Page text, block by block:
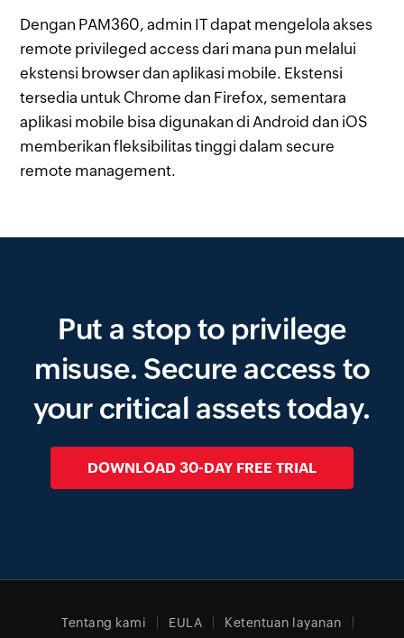
Dengan PAM360, admin IT dapat mengelola akses
remote privileged access dari mana pun melalui
ekstensi browser dan aplikasi mobile. Ekstensi
tersedia untuk Chrome dan Firefox, sementara
aplikasi mobile bisa digunakan di Android dan iOS
memberikan fleksibilitas tinggi dalam secure
remote management.
Put a stop to privilege
misuse. Secure access to
your critical assets today.
DOWNLOAD 30-DAY FREE TRIAL
Tentang kami EULA Ketentuan layanan